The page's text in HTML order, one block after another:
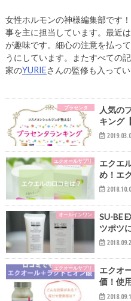
女性ホルモンの神様編集部です
事を主に担当しています。最近
が趣味です。細心の注意を払っ
うにしています。またすべての
家のYURIEさんの監修も入ってい
プラセンタ
人気の
キング
エクオールサプリ
エクエ
め！エ
オールインワン
SU-BE
ツポツ
エクオールサプリ
エクオ
価！使